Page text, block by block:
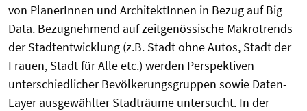
von PlanerInnen und ArchitektInnen in Bezug auf Big
Data. Bezugnehmend auf zeitgenössische Makrotrends
der Stadtentwicklung (z.B. Stadt ohne Autos, Stadt der
Frauen, Stadt für Alle etc.) werden Perspektiven
unterschiedlicher Bevölkerungsgruppen sowie Daten-
Layer ausgewählter Stadträume untersucht. In der